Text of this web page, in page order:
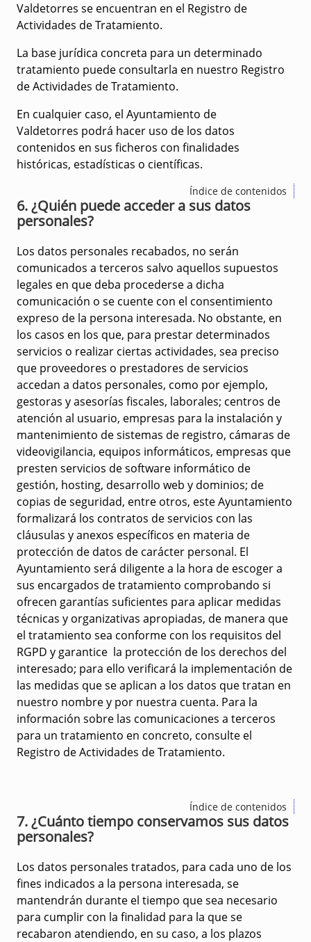
Valdetorres se encuentran en el Registro de
Actividades de Tratamiento.
La base jurídica concreta para un determinado
tratamiento puede consultarla en nuestro Registro
de Actividades de Tratamiento.
En cualquier caso, el Ayuntamiento de
Valdetorres podrá hacer uso de los datos
contenidos en sus ficheros con finalidades
históricas, estadísticas o científicas.
Índice de contenidos
6. ¿Quién puede acceder a sus datos
personales?
Los datos personales recabados, no serán
comunicados a terceros salvo aquellos supuestos
legales en que deba procederse a dicha
comunicación o se cuente con el consentimiento
expreso de la persona interesada. No obstante, en
los casos en los que, para prestar determinados
servicios o realizar ciertas actividades, sea preciso
que proveedores o prestadores de servicios
accedan a datos personales, como por ejemplo,
gestoras y asesorías fiscales, laborales; centros de
atención al usuario, empresas para la instalación y
mantenimiento de sistemas de registro, cámaras de
videovigilancia, equipos informáticos, empresas que
presten servicios de software informático de
gestión, hosting, desarrollo web y dominios; de
copias de seguridad, entre otros, este Ayuntamiento
formalizará los contratos de servicios con las
cláusulas y anexos específicos en materia de
protección de datos de carácter personal. El
Ayuntamiento será diligente a la hora de escoger a
sus encargados de tratamiento comprobando si
ofrecen garantías suficientes para aplicar medidas
técnicas y organizativas apropiadas, de manera que
el tratamiento sea conforme con los requisitos del
RGPD y garantice la protección de los derechos del
interesado; para ello verificará la implementación de
las medidas que se aplican a los datos que tratan en
nuestro nombre y por nuestra cuenta. Para la
información sobre las comunicaciones a terceros
para un tratamiento en concreto, consulte el
Registro de Actividades de Tratamiento.
Índice de contenidos
7. ¿Cuánto tiempo conservamos sus datos
personales?
Los datos personales tratados, para cada uno de los
fines indicados a la persona interesada, se
mantendrán durante el tiempo que sea necesario
para cumplir con la finalidad para la que se
recabaron atendiendo, en su caso, a los plazos